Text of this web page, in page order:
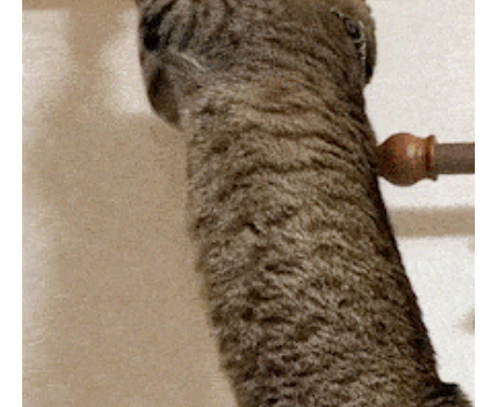
pecodogs
いぬ部をフォロー
pecocats
ねこ部をフォロー
アプリをダウンロードする